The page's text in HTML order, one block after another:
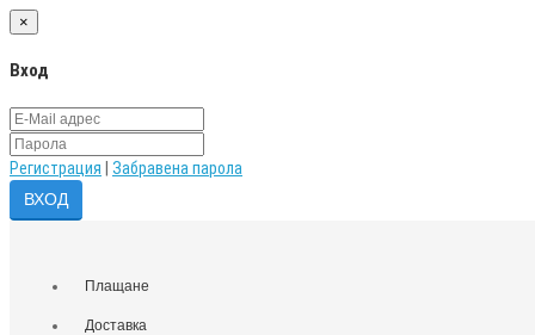
×
Вход
Регистрация Забравена парола
Плащане
Доставка